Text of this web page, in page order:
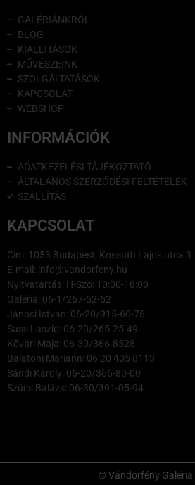
GALÉRIÁNKRÓL
BLOG
KIÁLLÍTÁSOK
MŰVÉSZEINK
SZOLGÁLTATÁSOK
KAPCSOLAT
WEBSHOP
INFORMÁCIÓK
ADATKEZELÉSI TÁJÉKOZTATÓ
ÁLTALÁNOS SZERZŐDÉSI FELTÉTELEK
SZÁLLÍTÁS
KAPCSOLAT
Cím: 1053 Budapest, Kossuth Lajos utca 3.
E-mail: info@vandorfeny.hu
Nyitvatartás: H-Szo: 10:00-18:00
Galéria: 06-1/267-52-62
Jánosi István: 06-20/915-60-76
Sass László: 06-20/265-25-49
Kővári Maja: 06-30/366-8528
Balatoni Mariann: 06 20 405 8113
Sándi Károly: 06-20/366-80-00
Szűcs Balázs: 06-30/391-05-94
© Vándorfény Galéria